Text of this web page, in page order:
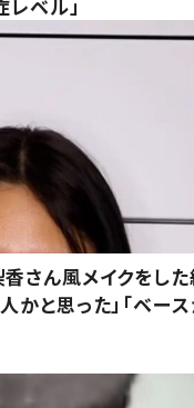
レベル」
さん風メイクをし
と思った」「ベー